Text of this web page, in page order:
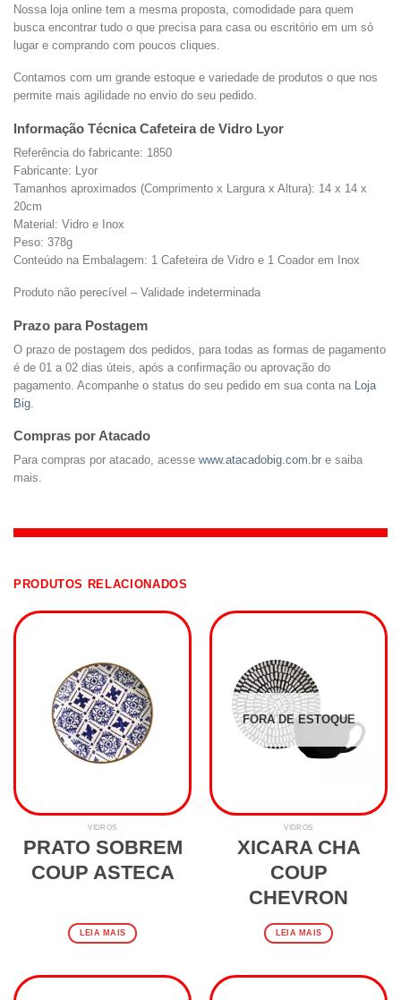
Nossa loja online tem a mesma proposta, comodidade para quem
busca encontrar tudo o que precisa para casa ou escritório em um só
lugar e comprando com poucos cliques.
Contamos com um grande estoque e variedade de produtos o que nos
permite mais agilidade no envio do seu pedido.
Informação Técnica Cafeteira de Vidro Lyor
Referência do fabricante: 1850
Fabricante: Lyor
Tamanhos aproximados (Comprimento x Largura x Altura): 14 x 14 x
20cm
Material: Vidro e Inox
Peso: 378g
Conteúdo na Embalagem: 1 Cafeteira de Vidro e 1 Coador em Inox
Produto não perecível – Validade indeterminada
Prazo para Postagem
O prazo de postagem dos pedidos, para todas as formas de pagamento
é de 01 a 02 dias úteis, após a confirmação ou aprovação do
pagamento. Acompanhe o status do seu pedido em sua conta na Loja
Big
Compras por Atacado
Para compras por atacado, acesse www.atacadobig.com.br e saiba
mais.
PRODUTOS RELACIONADOS
VIDROS
PRATO SOBREM
COUP ASTECA
LEIA MAIS
FORA DE ESTOQUE
VIDROS
XICARA CHA
COUP
CHEVRON
LEIA MAIS